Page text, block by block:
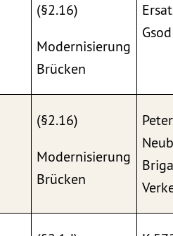
(§2.16)
Modernisierung
Brücken
(§2.16)
Modernisierung
Brücken